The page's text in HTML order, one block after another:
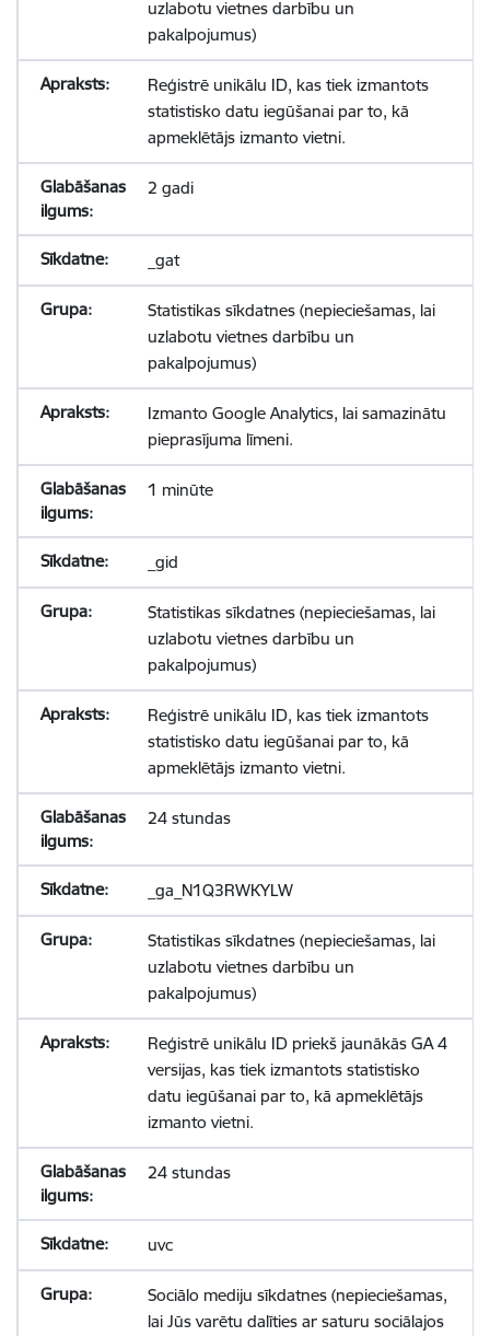
uzlabotu vietnes darbību un
pakalpojumus)
Reģistrē unikālu ID, kas tiek izmantots
statistisko datu iegūšanai par to, kā
apmeklētājs izmanto vietni.
2 gadi
_gat
Statistikas sīkdatnes (nepieciešamas, lai
uzlabotu vietnes darbību un
pakalpojumus)
Izmanto Google Analytics, lai samazinātu
pieprasījuma līmeni.
1 minūte
_gid
Statistikas sīkdatnes (nepieciešamas, lai
uzlabotu vietnes darbību un
pakalpojumus)
Reģistrē unikālu ID, kas tiek izmantots
statistisko datu iegūšanai par to, kā
apmeklētājs izmanto vietni.
24 stundas
_ga_N1Q3RWKYLW
Statistikas sīkdatnes (nepieciešamas, lai
uzlabotu vietnes darbību un
pakalpojumus)
Reģistrē unikālu ID priekš jaunākās GA 4
versijas, kas tiek izmantots statistisko
datu iegūšanai par to, kā apmeklētājs
izmanto vietni.
24 stundas
uvc
Sociālo mediju sīkdatnes (nepieciešamas,
lai Jūs varētu dalīties ar saturu sociālajos